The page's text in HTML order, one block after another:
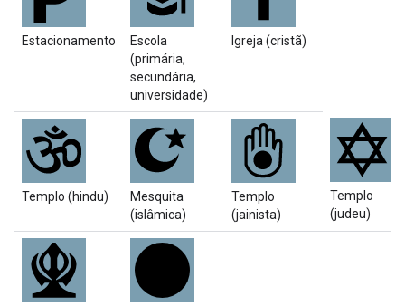
Estacionamento
Escola
(primária,
secundária,
universidade)
Igreja (cristã)
Templo (hindu)
Mesquita
(islâmica)
Templo
(jainista)
Templo
(judeu)